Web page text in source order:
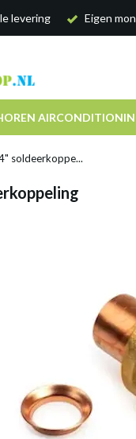
levering Eigen
soldeerkoppe...